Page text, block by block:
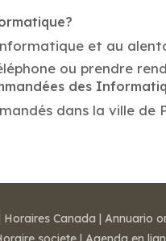
et au
ou prendre
des
dans la ville de
Horaires Canada | Annuario